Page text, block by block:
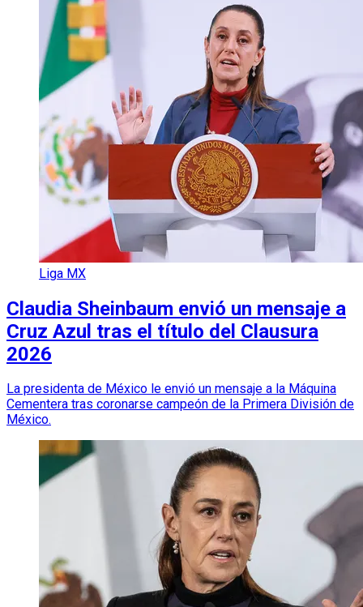
Liga MX
Claudia Sheinbaum envió un mensaje a
Cruz Azul tras el título del Clausura
2026
La presidenta de México le envió un mensaje a la Máquina
Cementera tras coronarse campeón de la Primera División de
México.